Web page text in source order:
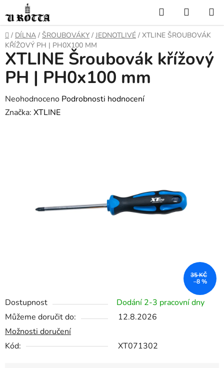
na
obsah
Hledat
KOŠÍK
DOMŮ
/ DÍLNA / ŠROUBOVÁKY / JEDNOTLIVÉ / XTLINE ŠROUBOVÁK
KŘÍŽOVÝ PH | PH0X100 MM
Dostupnost
Dodání 2-3 pracovní dny
Můžeme doručit do:
12.8.2026
Možnosti doručení
Kód:
XT071302
XTLINE Šroubovák křížový
PH | PH0x100 mm
Průměrné
hodnocení
Neohodnoceno Podrobnosti hodnocení
Značka: XTLINE
35 KČ
–8 %